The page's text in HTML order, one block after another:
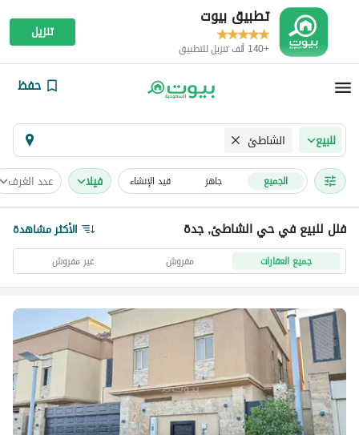
تطبيق بيوت
+140 ألف تنزيل للتطبيق
تنزيل
حفظ
للبيع الشاطئ
الجميع جاهز قيد الإنشاء فیلا عدد الغرف
فلل للبيع في حي الشاطئ, جدة الأكثر مشاهدة
جميع العقارات مفروش غير مفروش